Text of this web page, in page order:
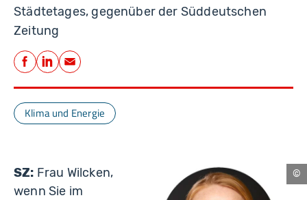
Städtetages, gegenüber der Süddeutschen
Zeitung
Teilen
Facebook
LinkedIn
E-Mail
Klima und Energie
SZ: Frau Wilcken,
wenn Sie im